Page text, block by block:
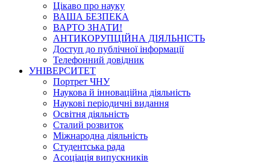
Цікаво про науку
ВАША БЕЗПЕКА
ВАРТО ЗНАТИ!
АНТИКОРУПЦІЙНА ДІЯЛЬНІСТЬ
Доступ до публічної інформації
Телефонний довідник
УНІВЕРСИТЕТ
Портрет ЧНУ
Наукова й інноваційна діяльність
Наукові періодичні видання
Освітня діяльність
Сталий розвиток
Міжнародна діяльність
Студентська рада
Асоціація випускників